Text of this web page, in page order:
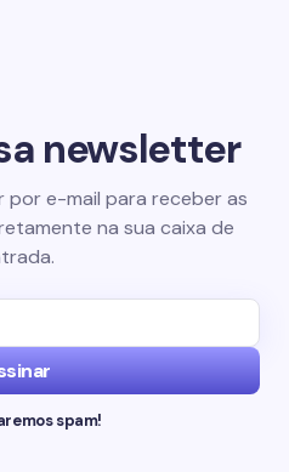
newsletter
por e-mail para receber as
na sua caixa de
spam!